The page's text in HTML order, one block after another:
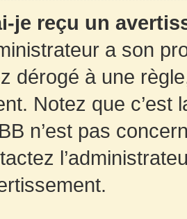
je reçu un
a son
dérogé à une
Notez que c’est
n’est pas